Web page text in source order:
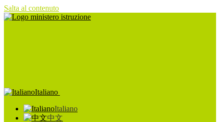
Salta al contenuto
Italiano
Italiano
中文